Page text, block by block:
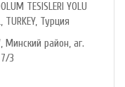
TESISLERI YOLU
TURKEY, Турция
Минский район, аг.
3